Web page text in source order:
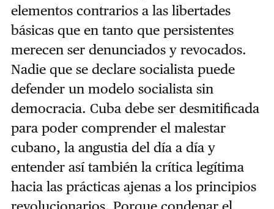
elementos contrarios a las libertades
básicas que en tanto que persistentes
merecen ser denunciados y revocados.
Nadie que se declare socialista puede
defender un modelo socialista sin
democracia. Cuba debe ser desmitificada
para poder comprender el malestar
cubano, la angustia del día a día y
entender así también la crítica legítima
hacia las prácticas ajenas a los principios